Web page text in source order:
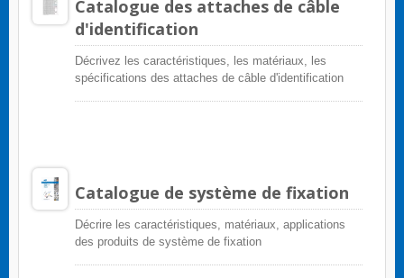
Catalogue des attaches de câble
d'identification
Décrivez les caractéristiques, les matériaux, les
spécifications des attaches de câble d'identification
Catalogue de système de fixation
Décrire les caractéristiques, matériaux, applications
des produits de système de fixation